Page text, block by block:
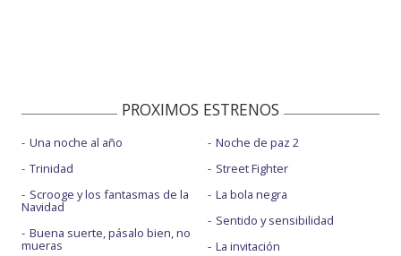
PROXIMOS ESTRENOS
Una noche al año
Trinidad
Scrooge y los fantasmas de la
Navidad
Buena suerte, pásalo bien, no
mueras
Noche de paz 2
Street Fighter
La bola negra
Sentido y sensibilidad
La invitación